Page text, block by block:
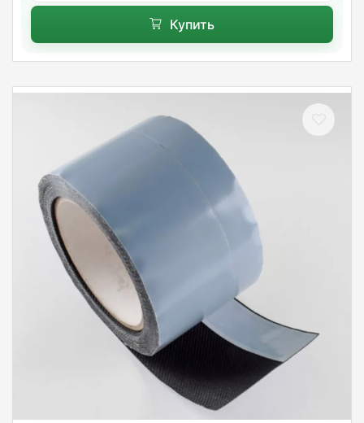
Купить